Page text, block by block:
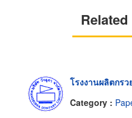
โรงงานผลิตกร
Category :